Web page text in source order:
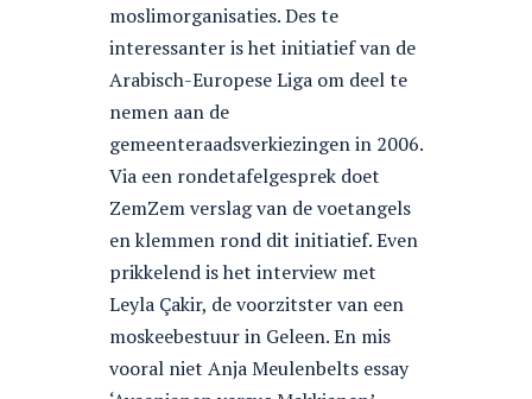
moslimorganisaties. Des te
interessanter is het initiatief van de
Arabisch-Europese Liga om deel te
nemen aan de
gemeenteraadsverkiezingen in 2006.
Via een rondetafelgesprek doet
ZemZem verslag van de voetangels
en klemmen rond dit initiatief. Even
prikkelend is het interview met
Leyla Çakir, de voorzitster van een
moskeebestuur in Geleen. En mis
vooral niet Anja Meulenbelts essay